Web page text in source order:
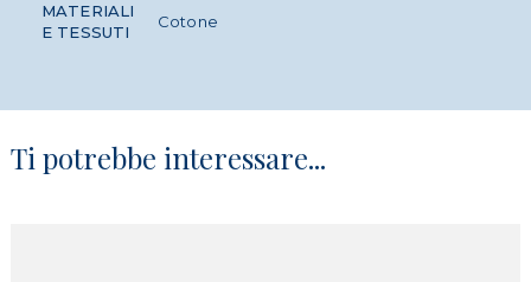
MATERIALI
E TESSUTI
Cotone
Ti potrebbe interessare...